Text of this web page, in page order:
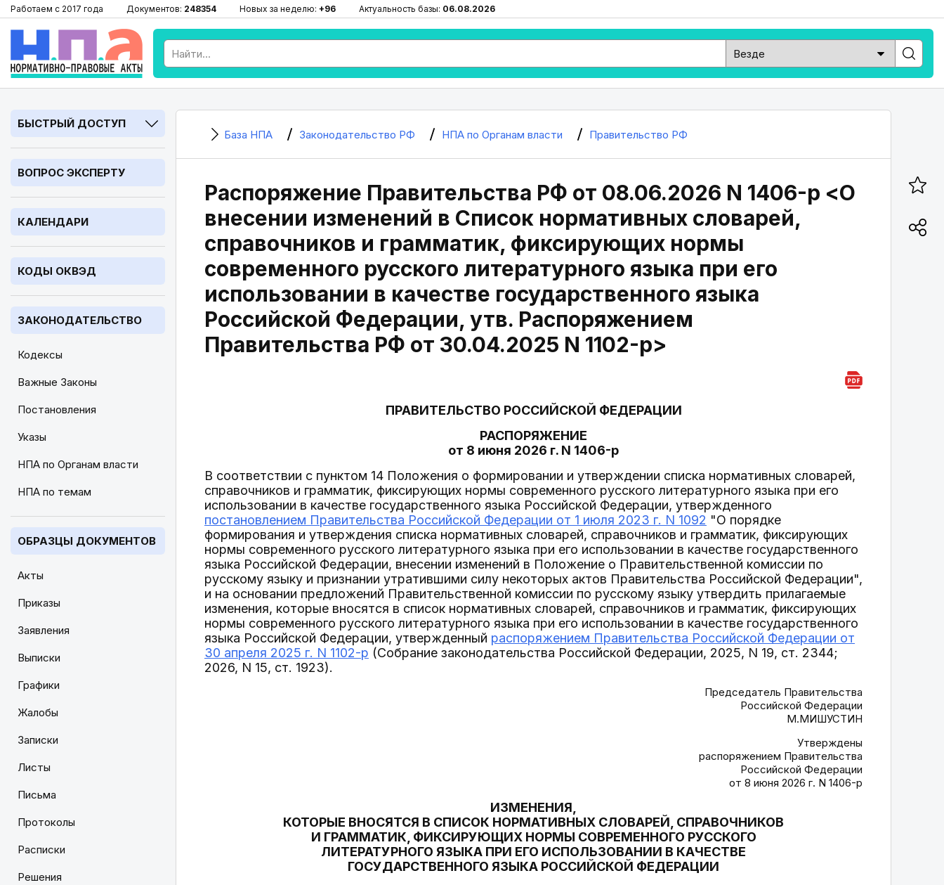
Работаем с 2017 года Документов: 248354 Новых за неделю: +96 Актуальность базы: 06.08.2026
БЫСТРЫЙ ДОСТУП
ВОПРОС ЭКСПЕРТУ
КАЛЕНДАРИ
КОДЫ ОКВЭД
ЗАКОНОДАТЕЛЬСТВО
Кодексы
Важные Законы
Постановления
Указы
НПА по Органам власти
НПА по темам
ОБРАЗЦЫ ДОКУМЕНТОВ
Акты
Приказы
Заявления
Выписки
Графики
Жалобы
Записки
Листы
Письма
Протоколы
Расписки
Решения
База НПА Законодательство РФ НПА по Органам власти Правительство РФ
Распоряжение Правительства РФ от 08.06.2026 N 1406-р <О
внесении изменений в Список нормативных словарей,
справочников и грамматик, фиксирующих нормы
современного русского литературного языка при его
использовании в качестве государственного языка
Российской Федерации, утв. Распоряжением
Правительства РФ от 30.04.2025 N 1102-р>
ПРАВИТЕЛЬСТВО РОССИЙСКОЙ ФЕДЕРАЦИИ
РАСПОРЯЖЕНИЕ
от 8 июня 2026 г. N 1406-р
В соответствии с пунктом 14 Положения о формировании и утверждении списка нормативных словарей,
справочников и грамматик, фиксирующих нормы современного русского литературного языка при его
использовании в качестве государственного языка Российской Федерации, утвержденного
постановлением Правительства Российской Федерации от 1 июля 2023 г. N 1092 "О порядке
формирования и утверждения списка нормативных словарей, справочников и грамматик, фиксирующих
нормы современного русского литературного языка при его использовании в качестве государственного
языка Российской Федерации, внесении изменений в Положение о Правительственной комиссии по
русскому языку и признании утратившими силу некоторых актов Правительства Российской Федерации",
и на основании предложений Правительственной комиссии по русскому языку утвердить прилагаемые
изменения, которые вносятся в список нормативных словарей, справочников и грамматик, фиксирующих
нормы современного русского литературного языка при его использовании в качестве государственного
языка Российской Федерации, утвержденный распоряжением Правительства Российской Федерации от
30 апреля 2025 г. N 1102-р (Собрание законодательства Российской Федерации, 2025, N 19, ст. 2344;
2026, N 15, ст. 1923).
Председатель Правительства
Российской Федерации
М.МИШУСТИН
Утверждены
распоряжением Правительства
Российской Федерации
от 8 июня 2026 г. N 1406-р
ИЗМЕНЕНИЯ,
КОТОРЫЕ ВНОСЯТСЯ В СПИСОК НОРМАТИВНЫХ СЛОВАРЕЙ, СПРАВОЧНИКОВ
И ГРАММАТИК, ФИКСИРУЮЩИХ НОРМЫ СОВРЕМЕННОГО РУССКОГО
ЛИТЕРАТУРНОГО ЯЗЫКА ПРИ ЕГО ИСПОЛЬЗОВАНИИ В КАЧЕСТВЕ
ГОСУДАРСТВЕННОГО ЯЗЫКА РОССИЙСКОЙ ФЕДЕРАЦИИ